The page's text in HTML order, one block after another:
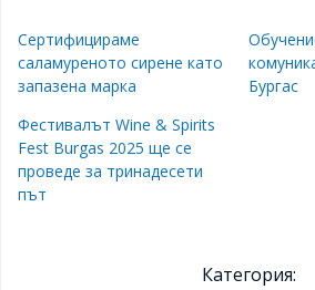
Сертифицираме
саламуреното сирене като
запазена марка
Бургас
Фестивалът Wine & Spirits
Fest Burgas 2025 ще се
проведе за тринадесети
път
Категория: